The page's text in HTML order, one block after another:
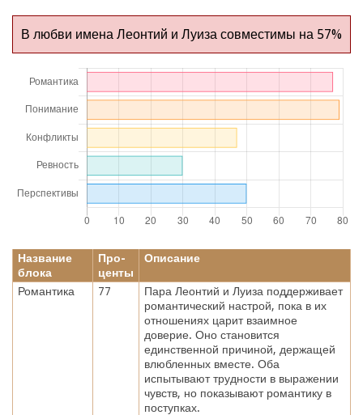
В любви имена Леонтий и Луиза совместимы на 57%
Название
блока
Про-
центы
Описание
Романтика 77
Пара Леонтий и Луиза поддерживает
романтический настрой, пока в их
отношениях царит взаимное
доверие. Оно становится
единственной причиной, держащей
влюбленных вместе. Оба
испытывают трудности в выражении
чувств, но показывают романтику в
поступках.